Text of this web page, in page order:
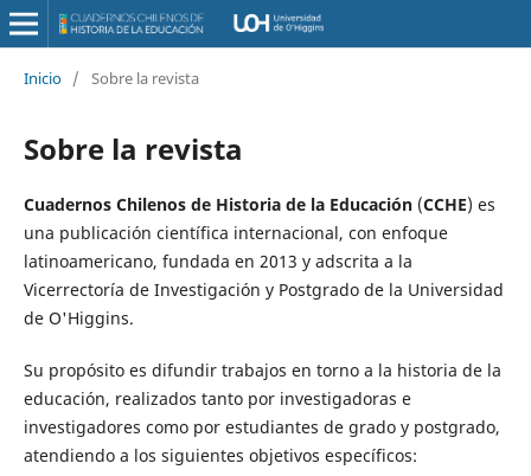
Inicio / Sobre la revista
Sobre la revista
Cuadernos Chilenos de Historia de la Educación(CCHE) es
una publicación científica internacional, con enfoque
latinoamericano, fundada en 2013 y adscrita a la
Vicerrectoría de Investigación y Postgrado de la Universidad
de O'Higgins.
Su propósito es difundir trabajos en torno a la historia de la
educación, realizados tanto por investigadoras e
investigadores como por estudiantes de grado y postgrado,
atendiendo a los siguientes objetivos específicos: